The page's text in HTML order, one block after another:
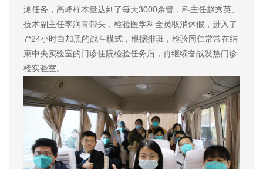
测任务，高峰样本量达到了每天3000余管，科主任赵秀英、
技术副主任李润青带头，检验医学科全员取消休假，进入了
7*24小时白加黑的战斗模式，根据排班，检验同仁常常在结
束中央实验室的门诊住院检验任务后，再继续奋战发热门诊
楼实验室。